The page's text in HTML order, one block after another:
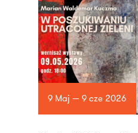
9 Maj — 9 cze 2026